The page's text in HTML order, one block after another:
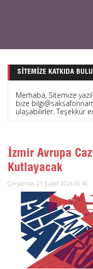
SITEMIZE KATKIDA
Merhaba, Sitemize
bize
ulaşabilirler. Teşekkür
İzmir Avrupa
Kutlayacak
Çarşamba, 21 Şubat 2024 06:46